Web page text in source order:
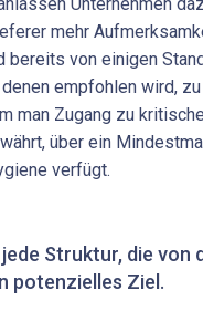
mehr
bereits von einigen
empfohlen wird,
man Zugang zu
über ein
verfügt.
Struktur, die von
potenzielles Ziel.